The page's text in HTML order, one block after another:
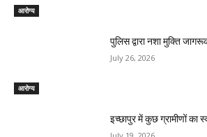
आरोग्य
आरोग्य
पुलिस द्वारा नशा मुक्ति
July 26, 2026
इच्छापुर में कुछ ग्रामीणों का